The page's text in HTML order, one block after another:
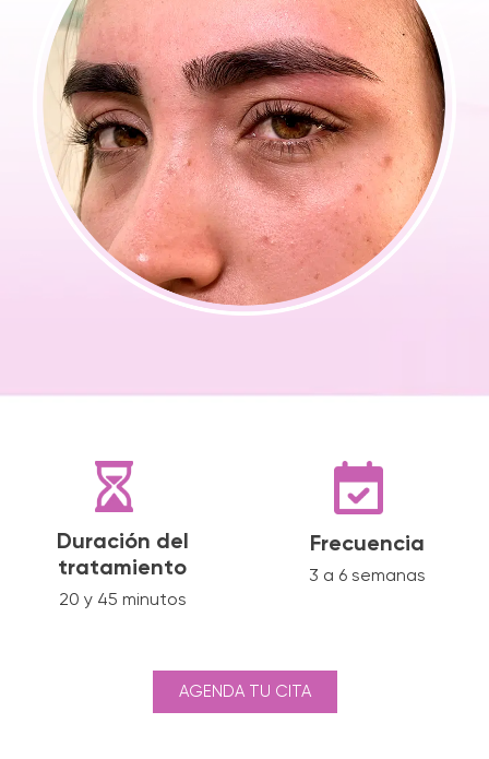
Duración del
tratamiento
20 y 45 minutos
Frecuencia
3 a 6 semanas
AGENDA TU CITA